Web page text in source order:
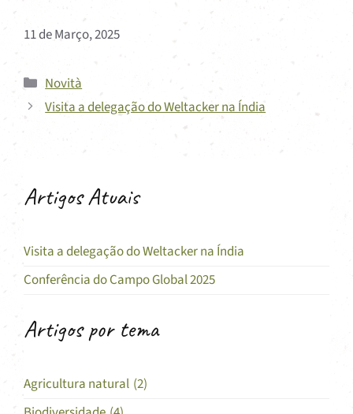
11 de Março, 2025
Categorias
Novità
Visita a delegação do Weltacker na Índia
Artigos Atuais
Visita a delegação do Weltacker na Índia
Conferência do Campo Global 2025
Artigos por tema
Agricultura natural (2)